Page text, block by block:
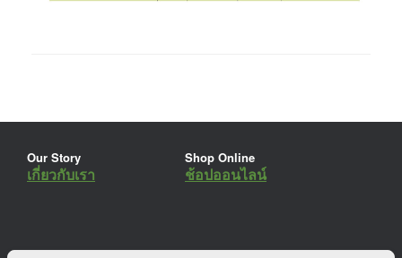
Our Story
เกี่ยวกับเรา
Shop Online
ช้อปออนไลน์